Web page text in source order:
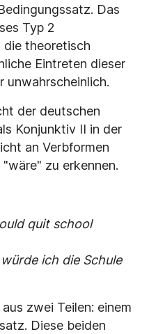
Das
Typ 2
die theoretisch
Eintreten dieser
unwahrscheinlich.
der deutschen
Konjunktiv II in der
an Verbformen
zu erkennen.
quit school
ich die Schule
zwei Teilen: einem
Diese beiden